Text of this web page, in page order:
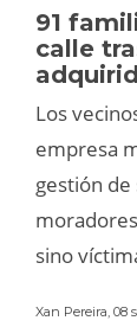
91
calle
Los
empresa
gestión
sino
Xan Pereira, 08